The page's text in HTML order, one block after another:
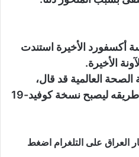
أكسفورد الأخيرة استندت
الأخيرة.
العالمية قد قال،
الجمعة، إن المتحور دلتا في طريقه ليصبح نسخة كوفيد-19
العراق على التلغرام اضغط